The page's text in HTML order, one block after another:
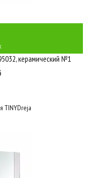
керамический №1
TINYDreja